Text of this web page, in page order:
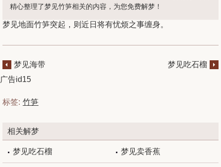
精心整理了梦见竹笋相关的内容，为您免费解梦！
梦见地面竹笋突起，则近日将有忧烦之事缠身。
梦见海带
梦见吃石榴
广告id15
标签: 竹笋
相关解梦
梦见吃石榴 梦见卖香蕉